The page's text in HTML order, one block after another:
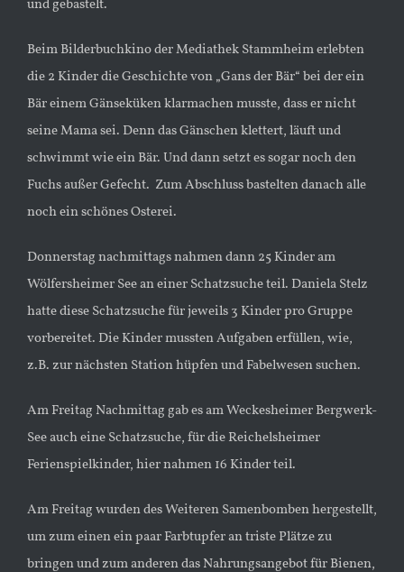
und gebastelt.
Beim Bilderbuchkino der Mediathek Stammheim erlebten
die 2 Kinder die Geschichte von „Gans der Bär“ bei der ein
Bär einem Gänseküken klarmachen musste, dass er nicht
seine Mama sei. Denn das Gänschen klettert, läuft und
schwimmt wie ein Bär. Und dann setzt es sogar noch den
Fuchs außer Gefecht. Zum Abschluss bastelten danach alle
noch ein schönes Osterei.
Donnerstag nachmittags nahmen dann 25 Kinder am
Wölfersheimer See an einer Schatzsuche teil. Daniela Stelz
hatte diese Schatzsuche für jeweils 3 Kinder pro Gruppe
vorbereitet. Die Kinder mussten Aufgaben erfüllen, wie,
z.B. zur nächsten Station hüpfen und Fabelwesen suchen.
Am Freitag Nachmittag gab es am Weckesheimer Bergwerk-
See auch eine Schatzsuche, für die Reichelsheimer
Ferienspielkinder, hier nahmen 16 Kinder teil.
Am Freitag wurden des Weiteren Samenbomben hergestellt,
um zum einen ein paar Farbtupfer an triste Plätze zu
bringen und zum anderen das Nahrungsangebot für Bienen,